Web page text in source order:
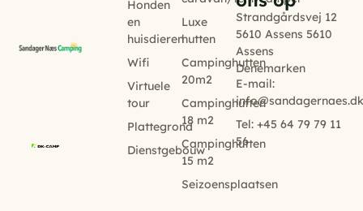
Luxe
hutten
Campinghutten
20m2
Campinghutten
18 m2
Campinghutten
15 m2
Seizoensplaatsen
Honden
en
huisdieren
Wifi
Virtuele
tour
Plattegrond
Dienstgebouw
Strandgårdsvej 12
5610 Assens 5610
Assens
Denemarken
E-mail:
Tel: +45 64 79 79 11
56